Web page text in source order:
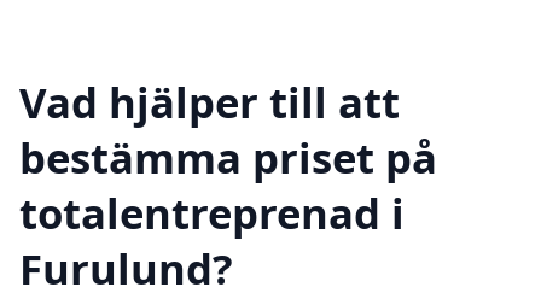
Vad hjälper till att
bestämma priset på
totalentreprenad i
Furulund?